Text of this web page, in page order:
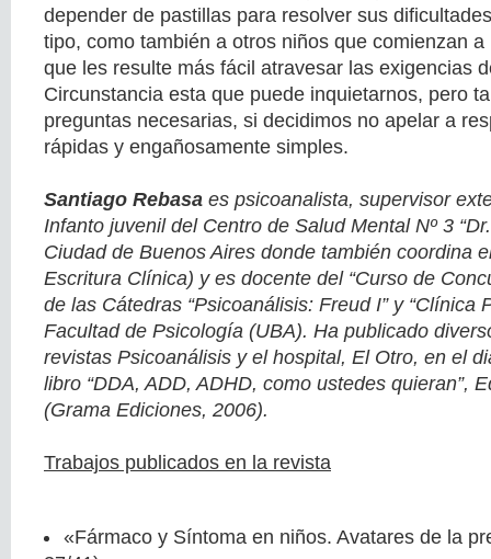
depender de pastillas para resolver sus
tipo, como también a otros niños que comienzan
que les resulte más fácil atravesar las exigencias
Circunstancia esta que puede inquietarnos, pero
preguntas necesarias, si decidimos no apelar a
rápidas y engañosamente simples.
Santiago Rebasa es psicoanalista, supervisor
Infanto juvenil del Centro de Salud Mental Nº 3
Ciudad de Buenos Aires donde también coordina
Escritura Clínica) y es docente del “Curso de
de las Cátedras “Psicoanálisis: Freud I” y “Clínica
Facultad de Psicología (UBA). Ha publicado
revistas Psicoanálisis y el hospital, El Otro, en el
libro “DDA, ADD, ADHD, como ustedes quieran”,
(Grama Ediciones, 2006).
Trabajos publicados en la revista
«Fármaco y Síntoma en niños. Avatares de la